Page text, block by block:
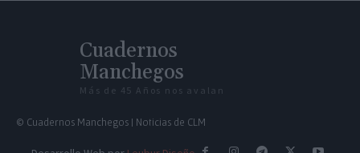
Cuadernos
Manchegos
Más de 45 Años nos avalan
© Cuadernos Manchegos | Noticias de CLM